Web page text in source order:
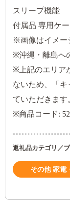
スリープ機能
付属品 専用ケ
※画像はイメー
※沖縄・離島へ
※上記のエリア
ないため、「
ていただきます
※商品コード:
返礼品カテゴリ／
その他 家電